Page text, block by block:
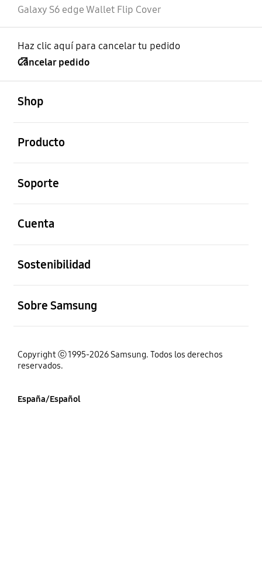
Galaxy S6 edge Wallet Flip Cover
Haz clic aquí para cancelar tu pedido
Cancelar pedido
Shop
Producto
Soporte
Cuenta
Sostenibilidad
Sobre Samsung
Copyright ⓒ 1995-2026 Samsung. Todos los derechos
reservados.
España/Español